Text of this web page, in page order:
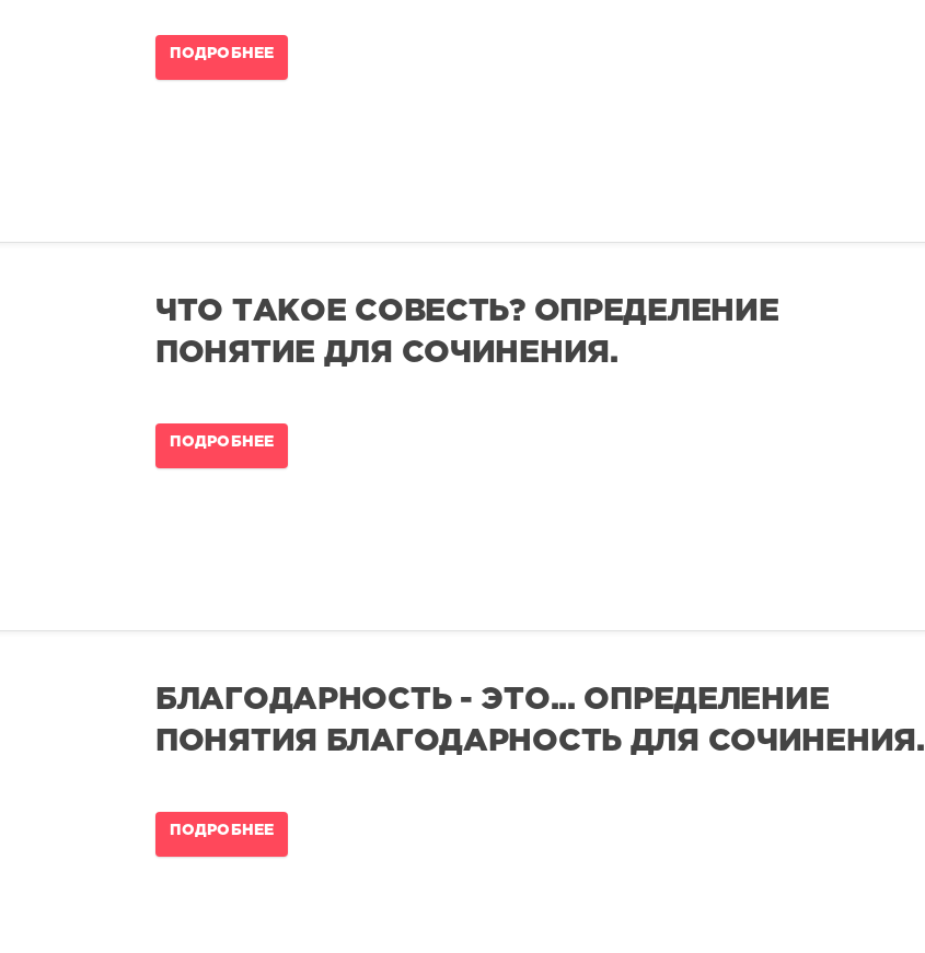
ПОДРОБНЕЕ
ЧТО ТАКОЕ СОВЕСТЬ? ОПРЕДЕЛЕНИЕ
ПОНЯТИЕ ДЛЯ СОЧИНЕНИЯ.
ПОДРОБНЕЕ
БЛАГОДАРНОСТЬ - ЭТО... ОПРЕДЕЛЕНИЕ
ПОНЯТИЯ БЛАГОДАРНОСТЬ ДЛЯ СОЧИНЕНИЯ.
ПОДРОБНЕЕ